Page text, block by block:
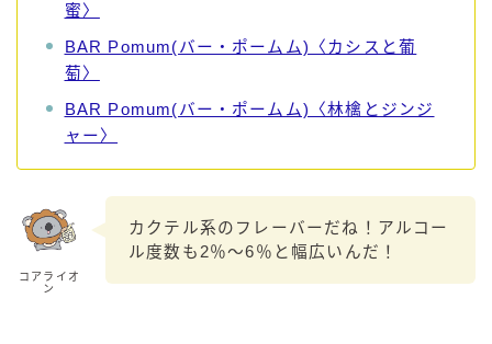
蜜〉
BAR Pomum(バー・ポームム)〈カシスと葡
萄〉
BAR Pomum(バー・ポームム)〈林檎とジンジ
ャー〉
コアライオ
ン
カクテル系のフレーバーだね！アルコー
ル度数も2％～6％と幅広いんだ！